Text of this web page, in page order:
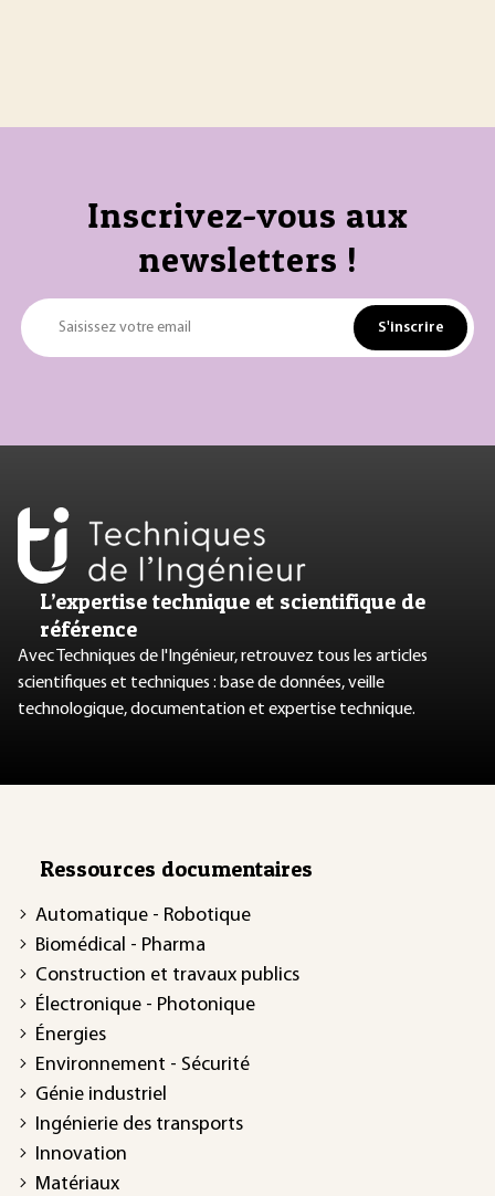
Inscrivez-vous aux
newsletters !
Saisissez votre email S'inscrire
L’expertise technique et scientifique de
référence
Avec Techniques de l'Ingénieur, retrouvez tous les articles
scientifiques et techniques : base de données, veille
technologique, documentation et expertise technique.
Ressources documentaires
Automatique - Robotique
Biomédical - Pharma
Construction et travaux publics
Électronique - Photonique
Énergies
Environnement - Sécurité
Génie industriel
Ingénierie des transports
Innovation
Matériaux